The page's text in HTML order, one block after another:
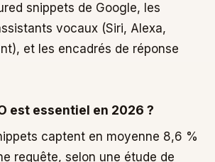
snippets de Google, les
vocaux (Siri, Alexa,
et les encadrés de réponse
est essentiel en 2026 ?
captent en moyenne 8,6 %
requête, selon une étude de